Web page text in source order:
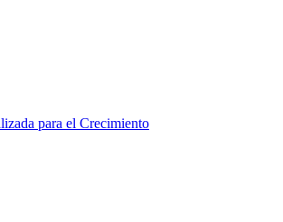
para el Crecimiento